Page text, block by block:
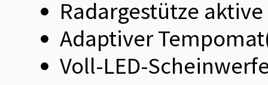
Radargestütze
Adaptiver
Voll-LED-